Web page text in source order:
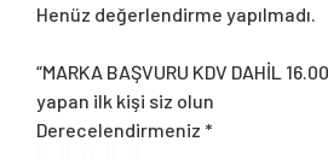
Henüz değerlendirme yapılmadı.
“MARKA BAŞVURU KDV DAHİL
yapan ilk kişi siz olun
Derecelendirmeniz *